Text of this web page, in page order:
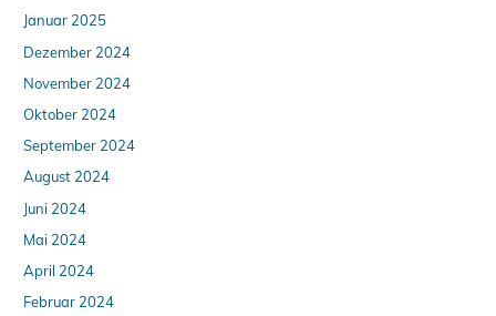
Januar 2025
Dezember 2024
November 2024
Oktober 2024
September 2024
August 2024
Juni 2024
Mai 2024
April 2024
Februar 2024